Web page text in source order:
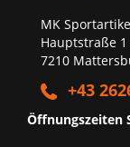
MK
Hauptstraße 1
7210
+43
Öffnungszeiten